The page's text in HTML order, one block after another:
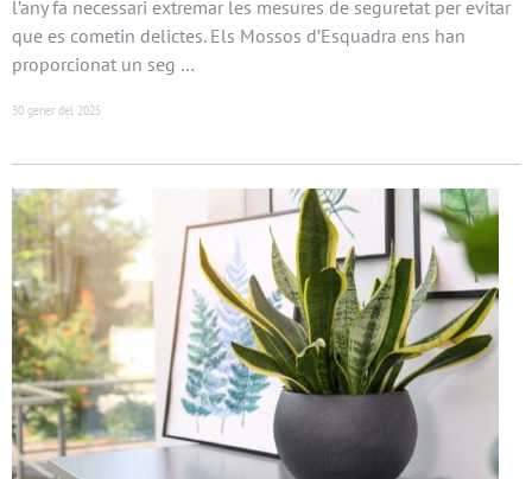
l’any fa necessari extremar les mesures de seguretat per evitar
que es cometin delictes. Els Mossos d’Esquadra ens han
proporcionat un seg …
30 gener del 2025